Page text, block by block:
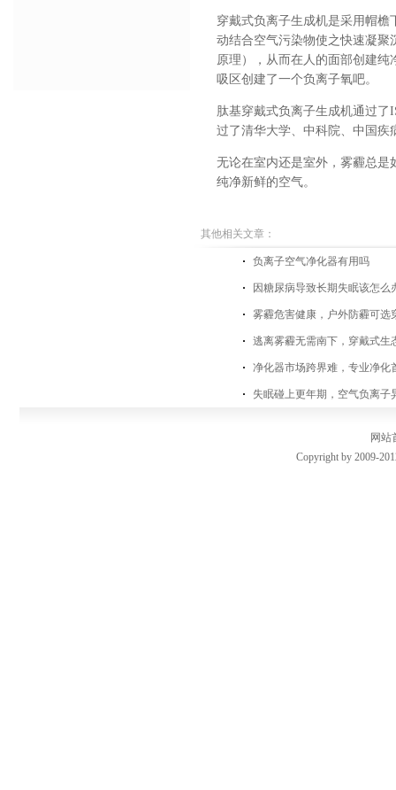
穿戴式负离子生成机是采用帽
动结合空气污染物使之快速凝聚
原理），从而在人的面部创建纯
吸区创建了一个负离子氧吧。
肽基穿戴式负离子生成机通过了
过了清华大学、中科院、中国疾
无论在室内还是室外，雾霾总是
纯净新鲜的空气。
其他相关文章：
负离子空气净化器有用吗
因糖尿病导致长期失眠该怎么
雾霾危害健康，户外防霾可选
逃离雾霾无需南下，穿戴式生
净化器市场跨界难，专业净化
失眠碰上更年期，空气负离子
网站
Copyright by 2009-